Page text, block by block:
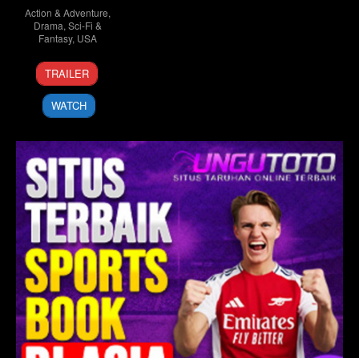
Action & Adventure,
Drama,Sci-Fi &
Fantasy, USA
10
Apr
2024
Geneva
Robertson-
Dworet
TRAILER
WATCH